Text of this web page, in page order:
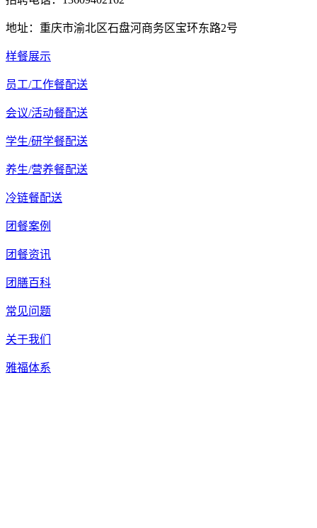
地址：重庆市渝北区石盘河商务区宝环东路2号
样餐展示
员工/工作餐配送
会议/活动餐配送
学生/研学餐配送
养生/营养餐配送
冷链餐配送
团餐案例
团餐资讯
团膳百科
常见问题
关于我们
雅福体系